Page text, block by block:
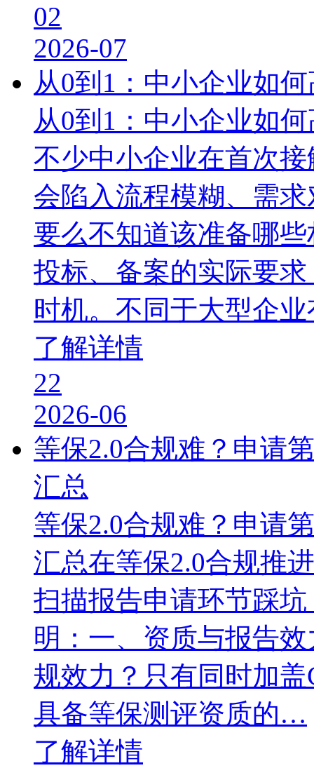
02
2026-07
从0到1：中小企业如
从0到1：中小企业如
不少中小企业在首次
会陷入流程模糊、需
要么不知道该准备哪
投标、备案的实际要
时机。不同于大型企
了解详情
22
2026-06
等保2.0合规难？申请
汇总
等保2.0合规难？申请
汇总在等保2.0合规推
扫描报告申请环节踩
明：一、资质与报告
规效力？‌只有同时加
具备等保测评资质的…
了解详情